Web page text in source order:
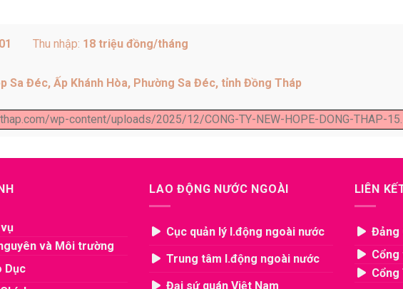
01 Thu nhập: 18 triệu đồng/tháng
Sa Đéc, Ấp Khánh Hòa, Phường Sa Đéc, tỉnh Đồng Tháp
wp-content/uploads/2025/12/CONG-TY-NEW-HOPE-DONG-THAP-
và Môi trường
Dục
LAO ĐỘNG NƯỚC NGOÀI
Cục quản lý l.động ngoài nước
Trung tâm l.động ngoài nước
Đại sứ quán Việt Nam
LIÊN
Đảng
Cổng